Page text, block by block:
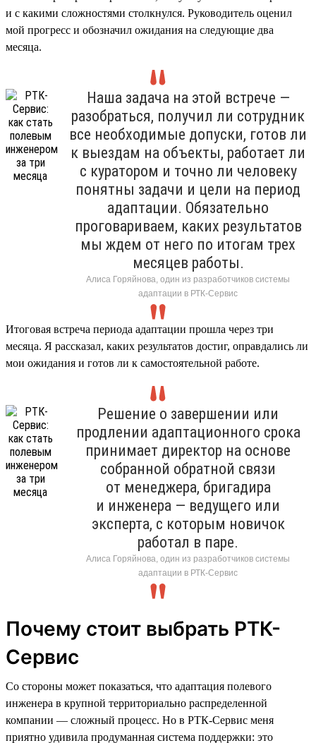
и с какими сложностями столкнулся. Руководитель оценил
мой прогресс и обозначил ожидания на следующие два
месяца.
Наша задача на этой встрече —
разобраться, получил ли сотрудник
все необходимые допуски, готов ли
к выездам на объекты, работает ли
с куратором и точно ли человеку
понятны задачи и цели на период
адаптации. Обязательно
проговариваем, каких результатов
мы ждем от него по итогам трех
месяцев работы.
Алиса Горяйнова, один из разработчиков системы
адаптации в РТК-Сервис
Итоговая встреча периода адаптации прошла через три
месяца. Я рассказал, каких результатов достиг, оправдались ли
мои ожидания и готов ли к самостоятельной работе.
Решение о завершении или
продлении адаптационного срока
принимает директор на основе
собранной обратной связи
от менеджера, бригадира
и инженера — ведущего или
эксперта, с которым новичок
работал в паре.
Алиса Горяйнова, один из разработчиков системы
адаптации в РТК-Сервис
Почему стоит выбрать РТК-
Сервис
Со стороны может показаться, что адаптация полевого
инженера в крупной территориально распределенной
компании — сложный процесс. Но в РТК-Сервис меня
приятно удивила продуманная система поддержки: это